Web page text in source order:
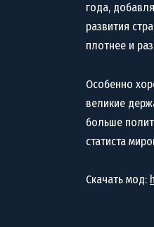
года,
развития
плотнее и
Особенно
великие
больше
статиста
Скачать мод: